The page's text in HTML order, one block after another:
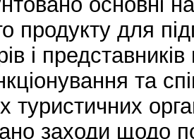
продукту для
і
та
туристичних
заходи щодо